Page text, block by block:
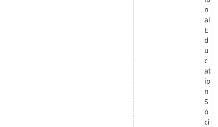
n
al
E
d
u
c
at
io
n
S
o
ci